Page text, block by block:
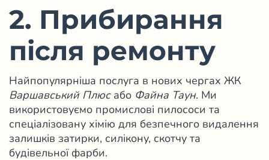
2. Прибирання
після ремонту
Найпопулярніша послуга в нових чергах ЖК
Варшавський Плюсабо Файна Таун. Ми
використовуємо промислові пилососи та
спеціалізовану хімію для безпечного видалення
залишків затирки, силікону, скотчу та
будівельної фарби.